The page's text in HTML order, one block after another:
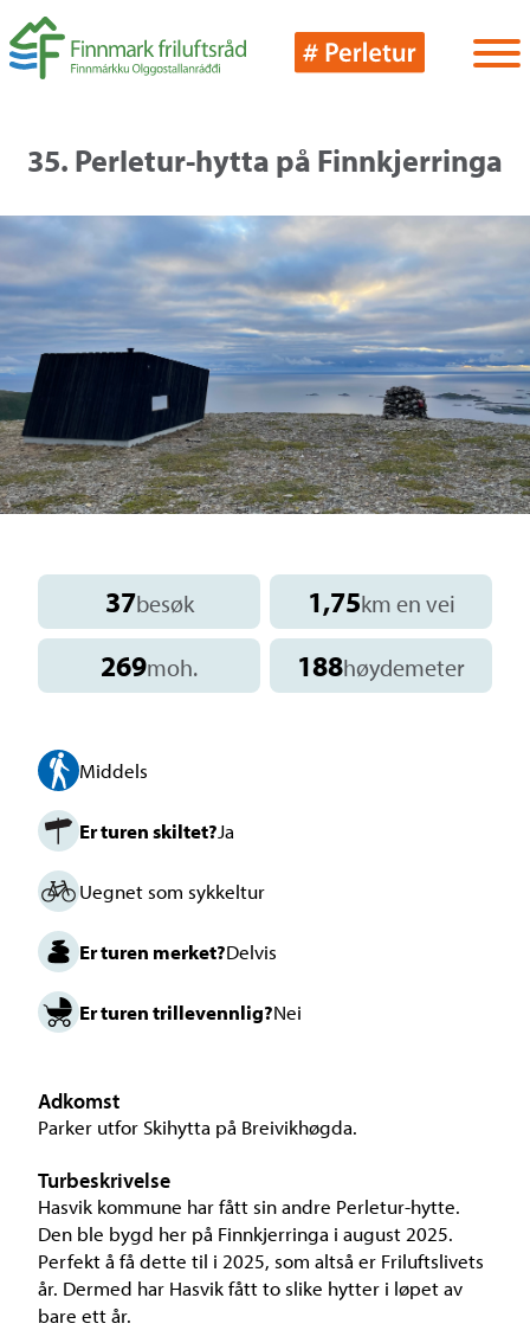
35. Perletur-hytta på Finnkjerringa
37besøk 1,75km en vei
269moh. 188høydemeter
Middels
Er turen skiltet?Ja
Uegnet som sykkeltur
Er turen merket?Delvis
Er turen trillevennlig?Nei
Adkomst
Parker utfor Skihytta på Breivikhøgda.
Turbeskrivelse
Hasvik kommune har fått sin andre Perletur-hytte.
Den ble bygd her på Finnkjerringa i august 2025.
Perfekt å få dette til i 2025, som altså er Friluftslivets
år. Dermed har Hasvik fått to slike hytter i løpet av
bare ett år.